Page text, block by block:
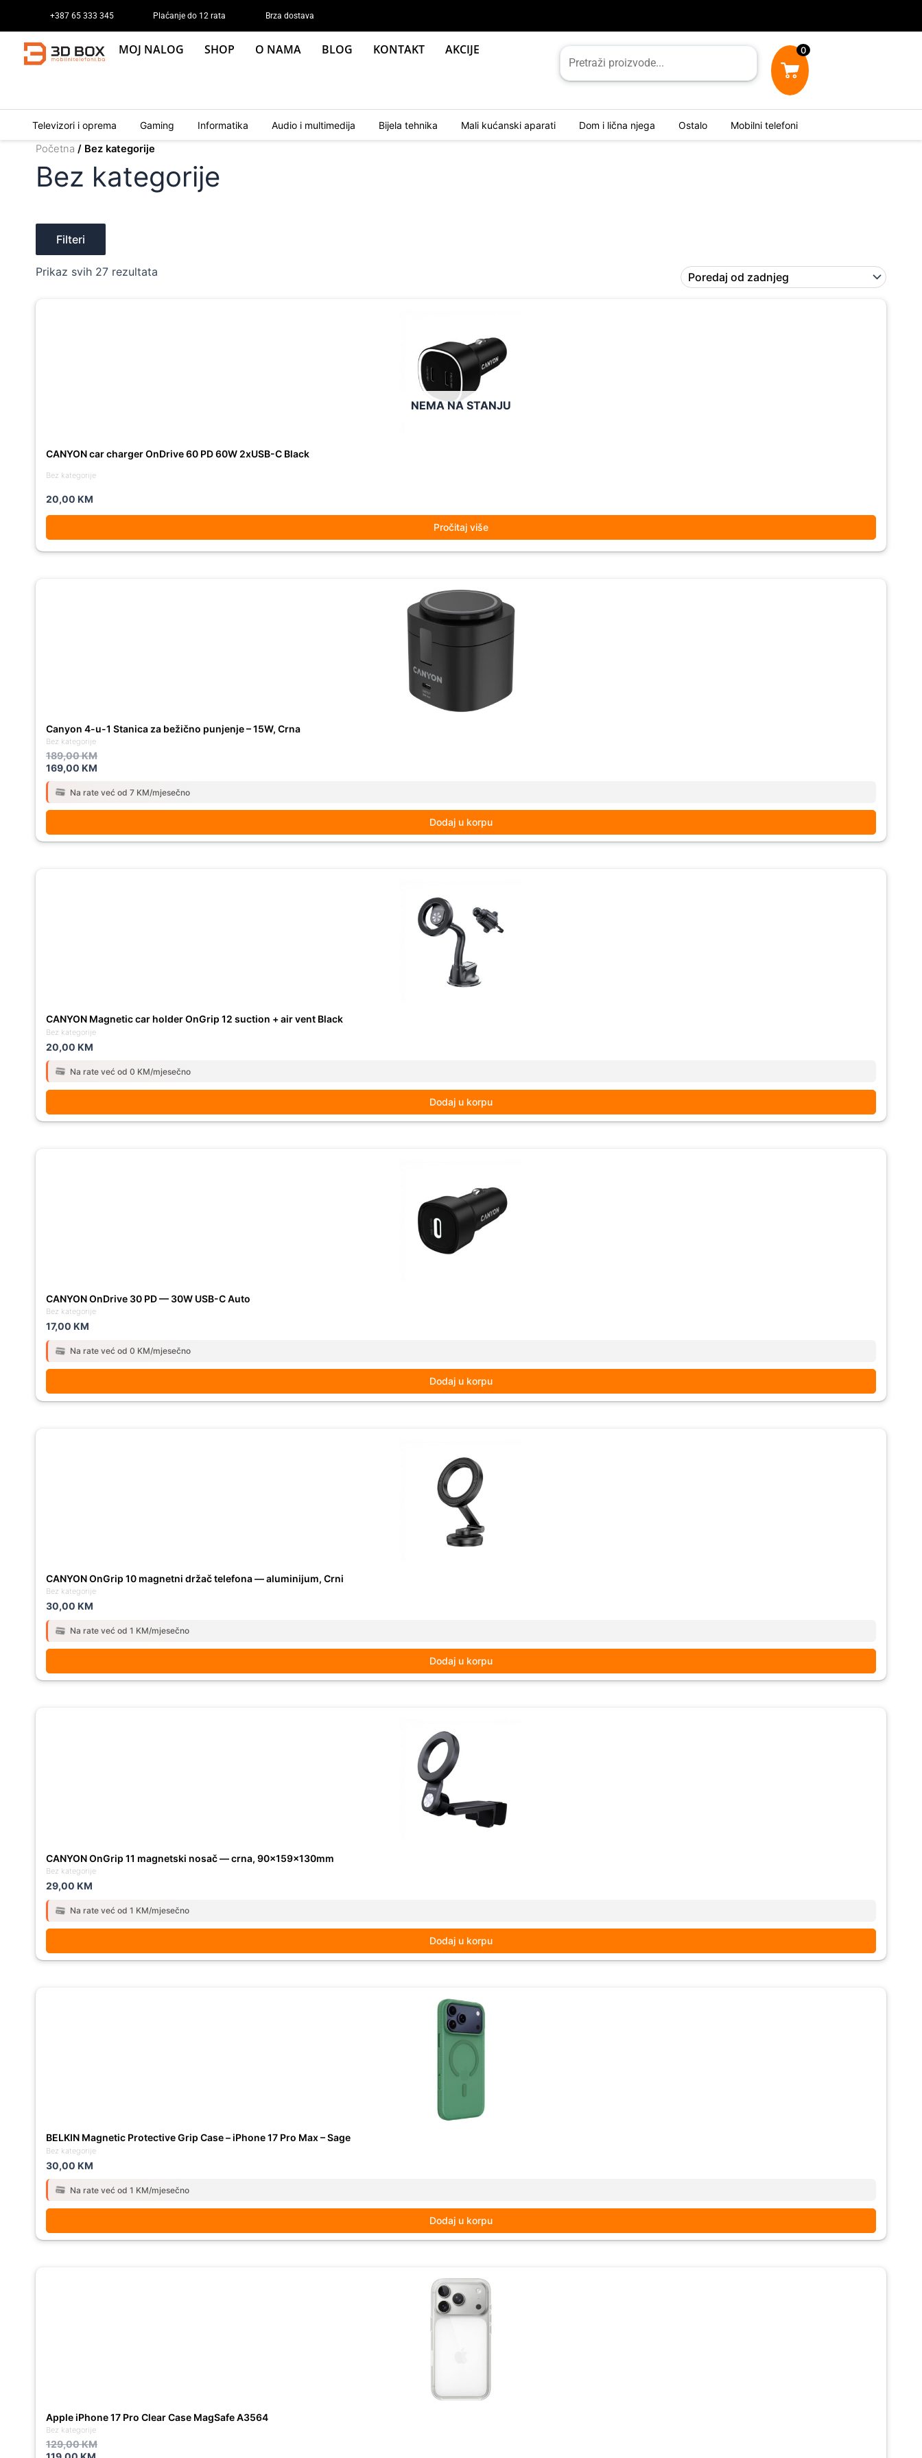
content
+387 65 333 345 Plaćanje do 12 rata Brza dostava
MOJ NALOG SHOP O NAMA BLOG KONTAKT AKCIJE 0
Televizori i oprema Gaming Informatika Audio i multimedija Bijela tehnika Mali kućanski aparati Dom i lična njega Ostalo Mobilni telefoni
Početna / Bez kategorije
Bez kategorije
Filteri
Prikaz svih 27 rezultata
by
NEMA NA STANJU
Bez kategorije
CANYON car charger OnDrive 60 PD 60W 2xUSB-C Black
20,00 KM
Pročitaj više
Bez kategorije
Canyon 4-u-1 Stanica za bežično punjenje – 15W, Crna
189,00KM
169,00 KM
Na rate već od 7 KM/mjesečno
Dodaj u korpu
Bez kategorije
CANYON Magnetic car holder OnGrip 12 suction + air vent Black
20,00 KM
Na rate već od 0 KM/mjesečno
Dodaj u korpu
Bez kategorije
CANYON OnDrive 30 PD — 30W USB-C Auto
17,00 KM
Na rate već od 0 KM/mjesečno
Dodaj u korpu
Bez kategorije
CANYON OnGrip 10 magnetni držač telefona — aluminijum, Crni
30,00 KM
Na rate već od 1 KM/mjesečno
Dodaj u korpu
Bez kategorije
CANYON OnGrip 11 magnetski nosač — crna, 90×159×130mm
29,00 KM
Na rate već od 1 KM/mjesečno
Dodaj u korpu
Bez kategorije
BELKIN Magnetic Protective Grip Case – iPhone 17 Pro Max – Sage
30,00 KM
Na rate već od 1 KM/mjesečno
Dodaj u korpu
Bez kategorije
Apple iPhone 17 Pro Clear Case MagSafe A3564
129,00KM